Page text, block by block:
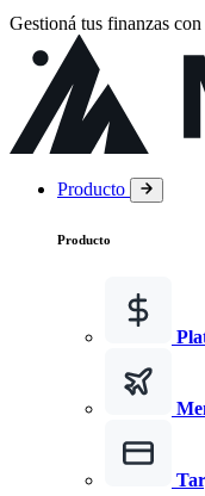
Gestioná tus finanzas
Producto
Producto